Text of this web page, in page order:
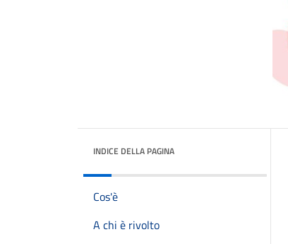
INDICE DELLA PAGINA
Cos'è
A chi è rivolto